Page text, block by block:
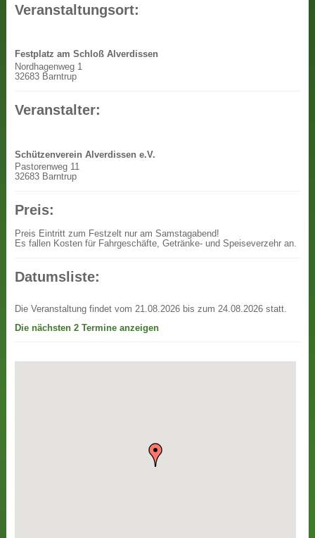
Veranstaltungsort:
Festplatz am Schloß Alverdissen
Nordhagenweg 1
32683 Barntrup
Veranstalter:
Schützenverein Alverdissen e.V.
Pastorenweg 11
32683 Barntrup
Preis:
Preis Eintritt zum Festzelt nur am Samstagabend!
Es fallen Kosten für Fahrgeschäfte, Getränke- und Speiseverzehr an.
Datumsliste:
Die Veranstaltung findet vom 21.08.2026 bis zum 24.08.2026 statt.
Die nächsten 2 Termine anzeigen